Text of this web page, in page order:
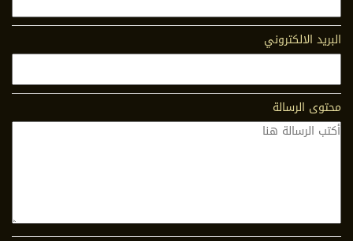
البريد الالكتروني
محتوى الرسالة